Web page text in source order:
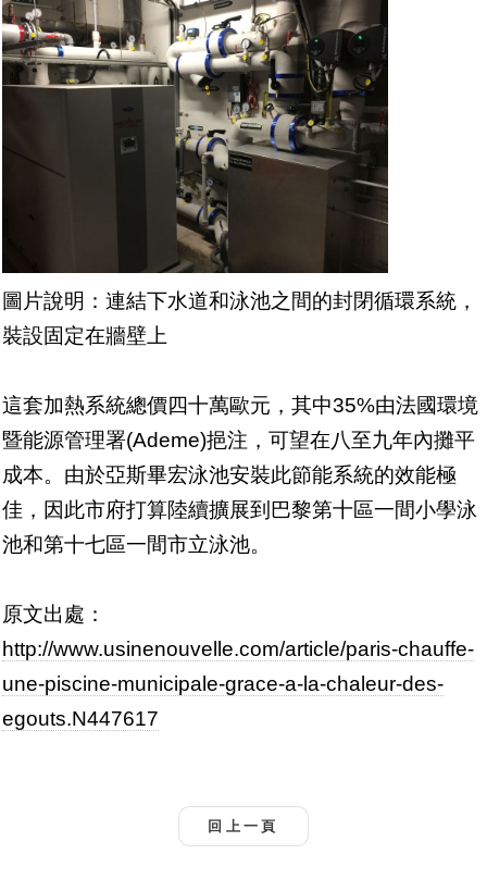
圖片說明：連結下水道和泳池之間的封閉循環系統，
裝設固定在牆壁上
這套加熱系統總價四十萬歐元，其中35%由法國環境
暨能源管理署(Ademe)挹注，可望在八至九年內攤平
成本。由於亞斯畢宏泳池安裝此節能系統的效能極
佳，因此市府打算陸續擴展到巴黎第十區一間小學泳
池和第十七區一間市立泳池。
原文出處：
http://www.usinenouvelle.com/article/paris-chauffe-
une-piscine-municipale-grace-a-la-chaleur-des-
egouts.N447617